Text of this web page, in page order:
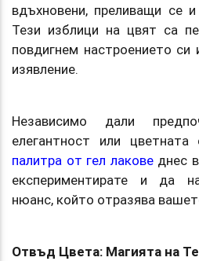
вдъхновени, преливащи се
Тези изблици на цвят са
повдигнем настроението
изявление.
Независимо дали
елегантност или цветната
палитра от гел лаковеднес
експериментирате и да
нюанс, който отразява
Отвъд Цвета: Магията на